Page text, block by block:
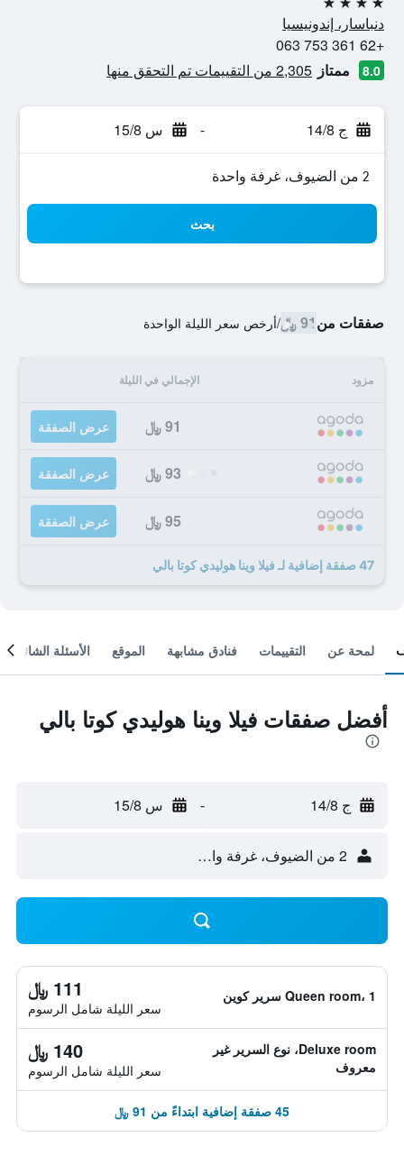
4 نجوم
دنباسار، إندونيسيا
+62 361 753 063
8.0 ممتاز 2,305 من التقييمات تم التحقق منها
ج 14/8 - س 15/8
2 من الضيوف، غرفة واحدة
بحث
صفقات من91 ﷼ /أرخص سعر الليلة الواحدة
مزود الإجمالي في الليلة
91 ﷼ عرض الصفقة
93 ﷼ عرض الصفقة
95 ﷼ عرض الصفقة
47 صفقة إضافية لـ فيلا وينا هوليدي كوتا بالي
لمحة عن التقييمات فنادق مشابهة الموقع الأسئلة الشائعة
أفضل صفقات فيلا وينا هوليدي كوتا بالي
ج 14/8 - س 15/8
2 من الضيوف، غرفة واحدة
Queen room، 1 سرير كوين 111 ﷼
سعر الليلة شامل الرسوم
Deluxe room، نوع السرير غير
معروف
140 ﷼
سعر الليلة شامل الرسوم
45 صفقة إضافية ابتداءً من 91 ﷼